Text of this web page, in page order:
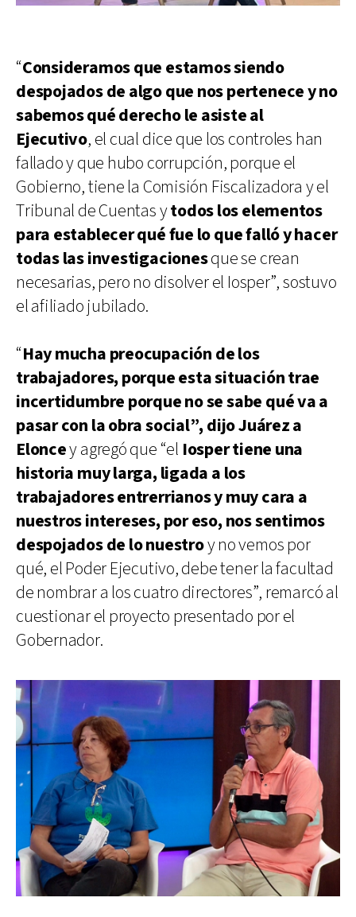
“Consideramos que estamos siendo
despojados de algo que nos pertenece y no
sabemos qué derecho le asiste al
Ejecutivo, el cual dice que los controles han
fallado y que hubo corrupción, porque el
Gobierno, tiene la Comisión Fiscalizadora y el
Tribunal de Cuentas ytodos los elementos
para establecer qué fue lo que falló y hacer
todas las investigacionesque se crean
necesarias, pero no disolver el Iosper”, sostuvo
el afiliado jubilado.
“Hay mucha preocupación de los
trabajadores, porque esta situación trae
incertidumbre porque no se sabe qué va a
pasar con la obra social”, dijo Juárez a
Eloncey agregó que “el Iosper tiene una
historia muy larga, ligada a los
trabajadores entrerrianos y muy cara a
nuestros intereses, por eso, nos sentimos
despojados de lo nuestroy no vemos por
qué, el Poder Ejecutivo, debe tener la facultad
de nombrar a los cuatro directores”, remarcó al
cuestionar el proyecto presentado por el
Gobernador.